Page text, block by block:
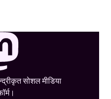
सोशल मीडिया